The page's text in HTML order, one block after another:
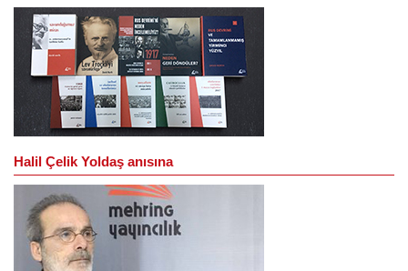
Halil Çelik Yoldaş anısına